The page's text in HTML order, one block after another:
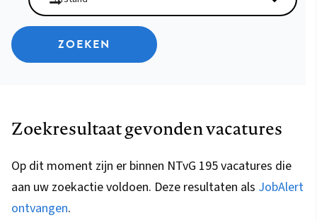
ZOEKEN
Zoekresultaat gevonden vacatures
Op dit moment zijn er binnen NTvG 195 vacatures die
aan uw zoekactie voldoen. Deze resultaten als JobAlert
ontvangen.